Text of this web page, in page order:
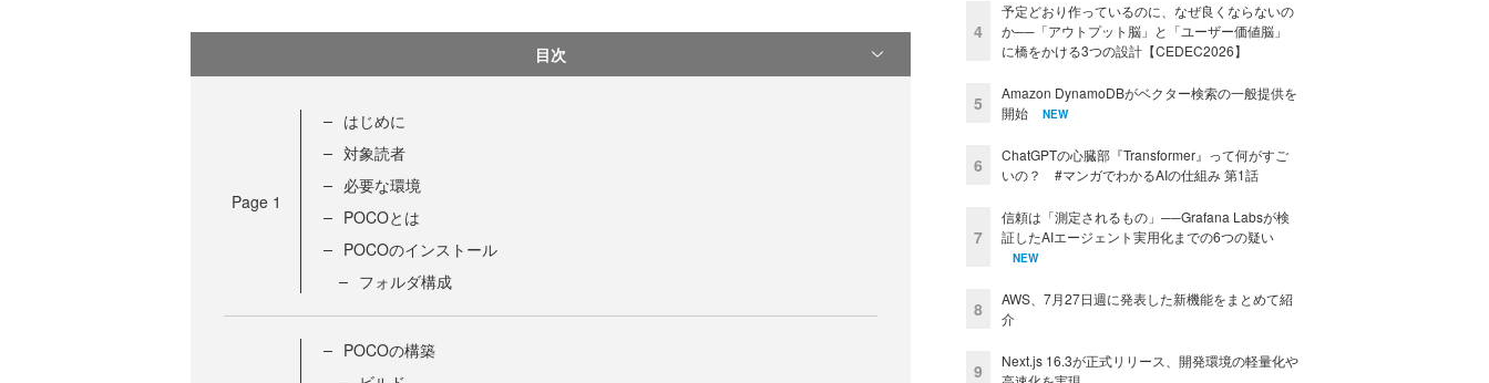
目次
Page 1
はじめに
対象読者
必要な環境
POCOとは
POCOのインストール
フォルダ構成
POCOの構築
4
予定どおり作っているのに、なぜ良くならないの
か──「アウトプット脳」と「ユーザー価値脳」
に橋をかける3つの設計【CEDEC2026】
5
Amazon DynamoDBがベクター検索の一般提供を
開始
NEW
6
ChatGPTの心臓部『Transformer』って何がすご
いの？ #マンガでわかるAIの仕組み 第1話
7
信頼は「測定されるもの」──Grafana Labsが検
証したAIエージェント実用化までの6つの疑い
NEW
8
AWS、7月27日週に発表した新機能をまとめて紹
介
9
Next.js 16.3が正式リリース、開発環境の軽量化や